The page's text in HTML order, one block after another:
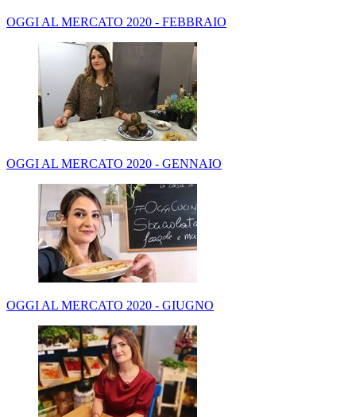
OGGI AL MERCATO 2020 - FEBBRAIO
OGGI AL MERCATO 2020 - GENNAIO
OGGI AL MERCATO 2020 - GIUGNO